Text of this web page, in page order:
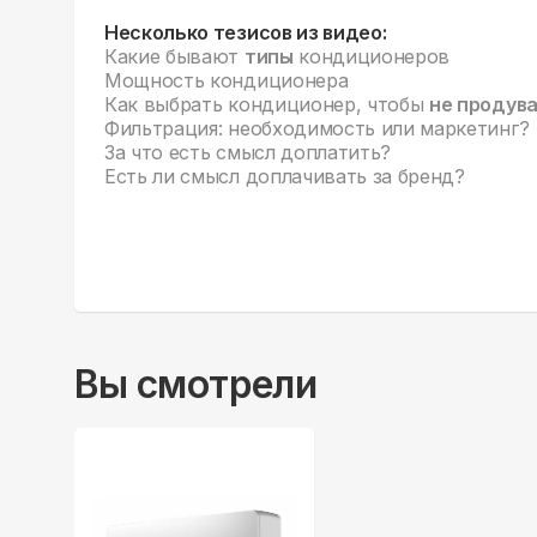
Несколько тезисов из видео:
Какие бывают типы кондиционеров
Мощность кондиционера
Как выбрать кондиционер, чтобы не
Фильтрация: необходимость или маркетинг?
За что есть смысл доплатить?
Есть ли смысл доплачивать за бренд?
Вы смотрели